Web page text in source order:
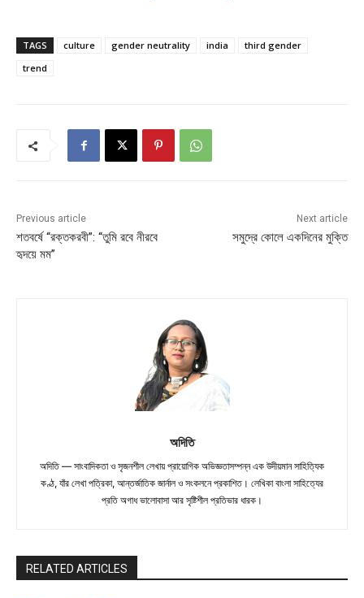
TAGS culture gender neutrality india
third gender
trend
Previous article
শতবর্ষে “রক্তকরবী”: “তুমি রবে নীরবে
হৃদয়ে মম”
Next article
সমুদ্রে কোলে একদিনের মুক্তি
অদিতি
অদিতি — সাংবাদিকতা ও সৃজনশীল লেখায় প্রায়োগিক অভিজ্ঞতাসম্পন্ন এক উদীয়মান সাহিত্যিক
কণ্ঠ, যাঁর লেখা পত্রিকা, আন্তর্জাতিক জার্নাল ও সংকলনে প্রকাশিত। লেখিকা বাংলা সাহিত্যের
প্রতি অগাধ ভালোবাসা আর সৃষ্টিশীল প্রতিভার ধারক।
RELATED ARTICLES